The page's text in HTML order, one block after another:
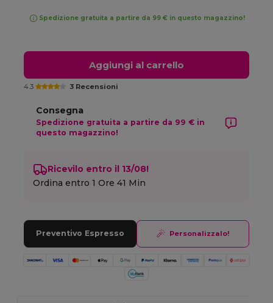
Spedizione gratuita a partire da 99 € in questo magazzino!
Aggiungi al carrello
4.3 3 Recensioni
Consegna
Spedizione gratuita a partire da 99 € in
questo magazzino!
Ricevilo entro il 13/08!
Ordina entro1 Ore 41 Min
Preventivo Espresso Personalizzalo!